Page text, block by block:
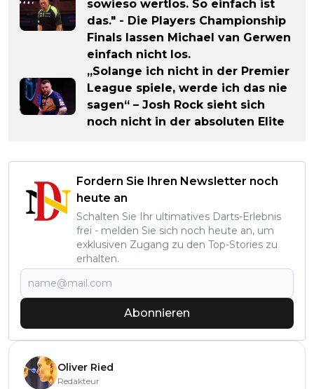
sowieso wertlos. So einfach ist
das." - Die Players Championship
Finals lassen Michael van Gerwen
einfach nicht los.
„Solange ich nicht in der Premier
League spiele, werde ich das nie
sagen“ – Josh Rock sieht sich
noch nicht in der absoluten Elite
Fordern Sie Ihren Newsletter noch
heute an
Schalten Sie Ihr ultimatives Darts-Erlebnis
frei - melden Sie sich noch heute an, um
exklusiven Zugang zu den Top-Stories zu
erhalten.
Abonnieren
Oliver Ried
Redakteur